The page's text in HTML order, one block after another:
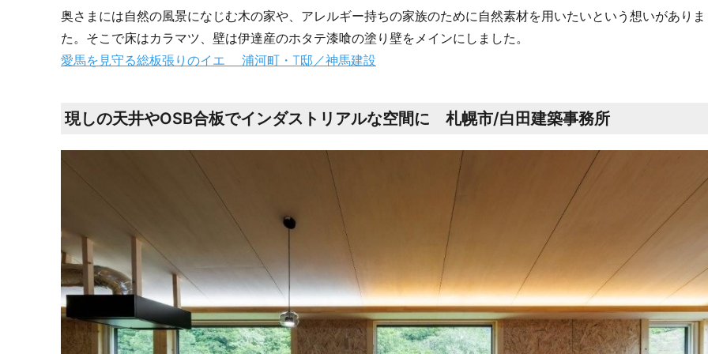
奥さまには自然の風景になじむ木の家や、アレルギー持ちの家族のために自然素材を用いたいという想いがあり
た。そこで床はカラマツ、壁は伊達産のホタテ漆喰の塗り壁をメインにしました。
愛馬を見守る総板張りのイエ 浦河町・T邸／神馬建設
現しの天井やOSB合板でインダストリアルな空間に 札幌市/白田建築事務所